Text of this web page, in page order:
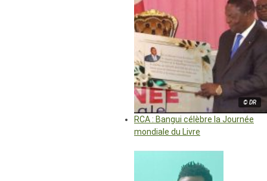
© DR
RCA : Bangui célèbre la Journée
mondiale du Livre